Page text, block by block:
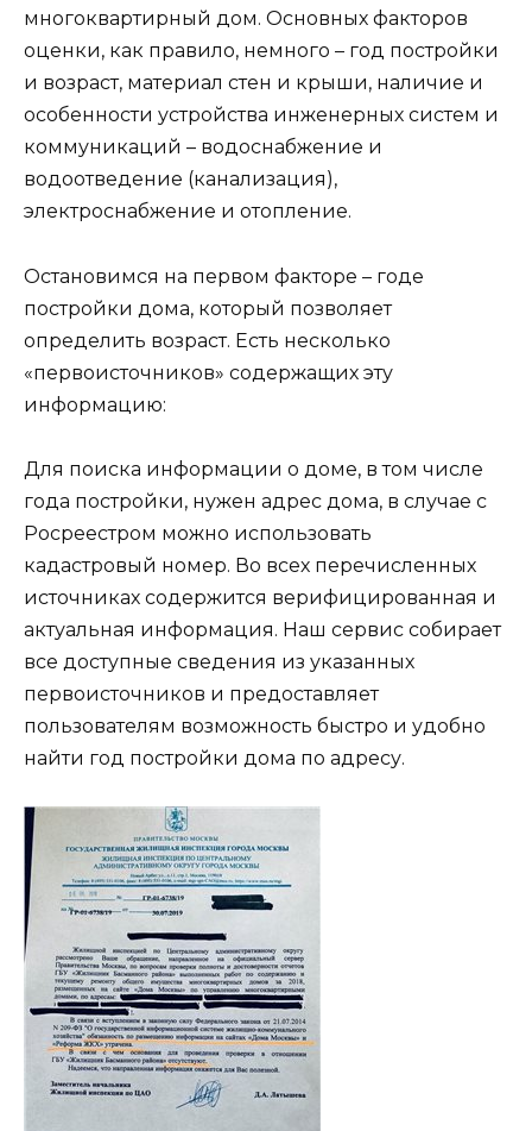
многоквартирный дом. Основных факторов
оценки, как правило, немного – год постройки
и возраст, материал стен и крыши, наличие и
особенности устройства инженерных систем и
коммуникаций – водоснабжение и
водоотведение (канализация),
электроснабжение и отопление.
Остановимся на первом факторе – годе
постройки дома, который позволяет
определить возраст. Есть несколько
«первоисточников» содержащих эту
информацию:
Для поиска информации о доме, в том числе
года постройки, нужен адрес дома, в случае с
Росреестром можно использовать
кадастровый номер. Во всех перечисленных
источниках содержится верифицированная и
актуальная информация. Наш сервис собирает
все доступные сведения из указанных
первоисточников и предоставляет
пользователям возможность быстро и удобно
найти год постройки дома по адресу.